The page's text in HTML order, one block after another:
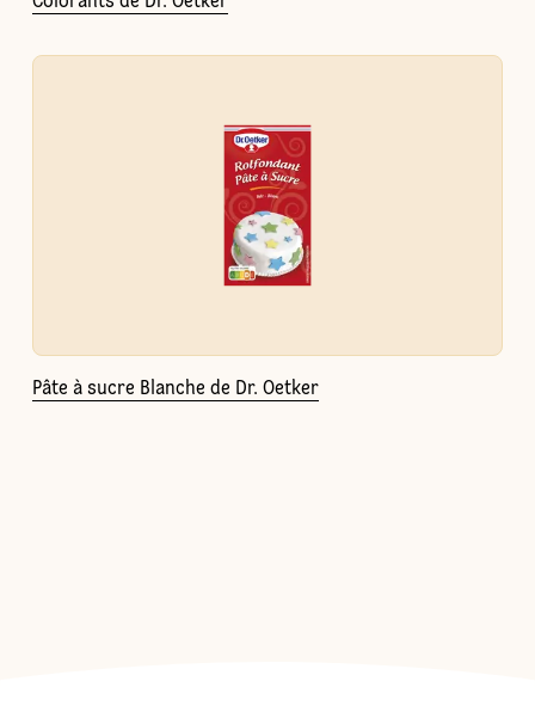
Pâte à sucre Blanche de Dr. Oetker